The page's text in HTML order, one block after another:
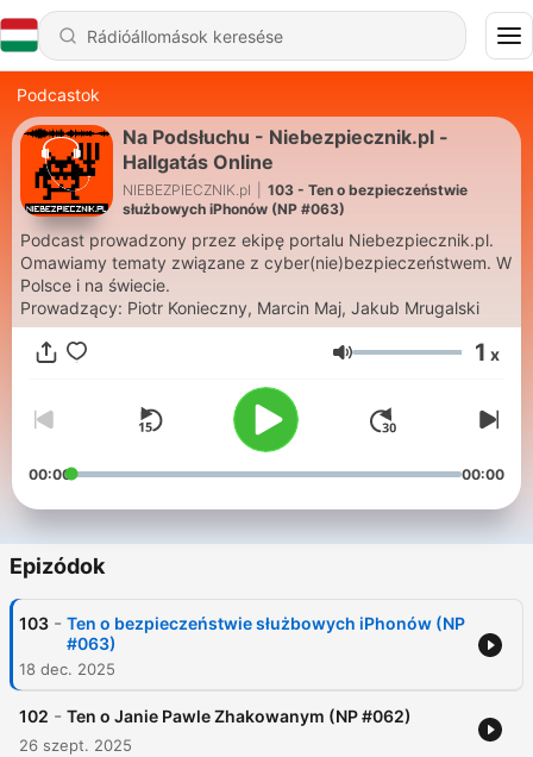
Podcastok
Na Podsłuchu - Niebezpiecznik.pl -
Hallgatás Online
NIEBEZPIECZNIK.pl
103 - Ten o bezpieczeństwie
służbowych iPhonów (NP #063)
Podcast prowadzony przez ekipę portalu Niebezpiecznik.pl.
Omawiamy tematy związane z cyber(nie)bezpieczeństwem. W
Polsce i na świecie.
Prowadzący: Piotr Konieczny, Marcin Maj, Jakub Mrugalski
Hangerő 1 x
00:00 00:00
Epizódok
103 - Ten o bezpieczeństwie służbowych iPhonów (NP
#063)
18 dec. 2025
102 - Ten o Janie Pawle Zhakowanym (NP #062)
26 szept. 2025